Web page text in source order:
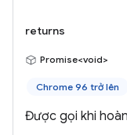
returns
Promise<void>
Chrome 96 trở lên
Được gọi khi